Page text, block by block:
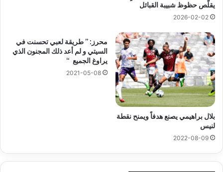
يقلّص حظوظ شبيبة القبائل
2026-02-02
بلال براهيمي يصنع هدفاً ويمنح نقطة
لنيس
2022-08-09
محرز: ” طريقة لعبي تحسنت في
السيتي و لم أعد ذلك المجنون الذي
يراوغ الجميع “
2021-05-08